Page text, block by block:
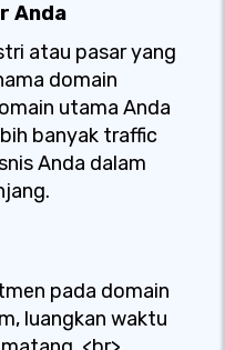
Anda
atau pasar yang
domain
utama Anda
banyak traffic
Anda dalam
pada domain
luangkan waktu